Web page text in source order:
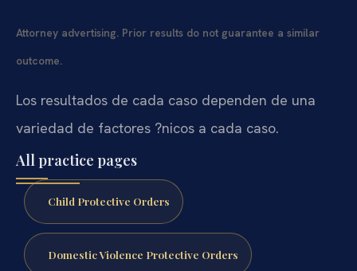
Attorney advertising. Prior results do not guarantee a similar
outcome.
Los resultados de cada caso dependen de una
variedad de factores ?nicos a cada caso.
All practice pages
Child Protective Orders
Domestic Violence Protective Orders